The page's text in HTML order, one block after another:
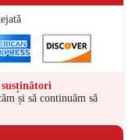
și să continuăm să